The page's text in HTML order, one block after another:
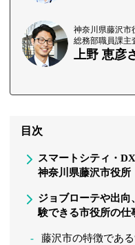
神奈川県藤沢市
総務部職員課主
上野 恵彦
目次
スマートシティ・
神奈川県藤沢市役所
ジョブローテや出
験できる市役所の仕
藤沢市の特徴であ